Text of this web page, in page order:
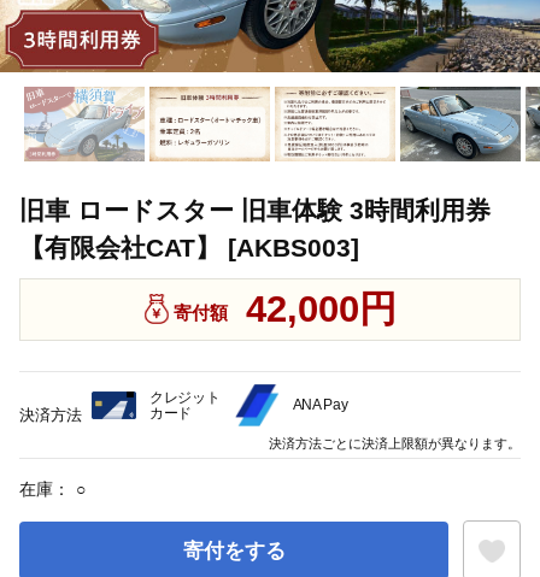
旧車 ロードスター 旧車体験 3時間利用券
【有限会社CAT】 [AKBS003]
寄付額 42,000円
在庫： ○
寄付をする
決済方法
クレジット
カード
ANA Pay
決済方法ごとに決済上限額が異なります。